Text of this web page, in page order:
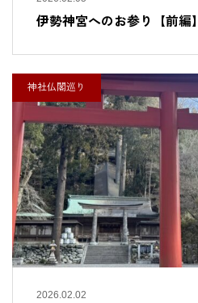
伊勢神宮へのお参り【前編】
2026.02.02
神社仏閣巡り